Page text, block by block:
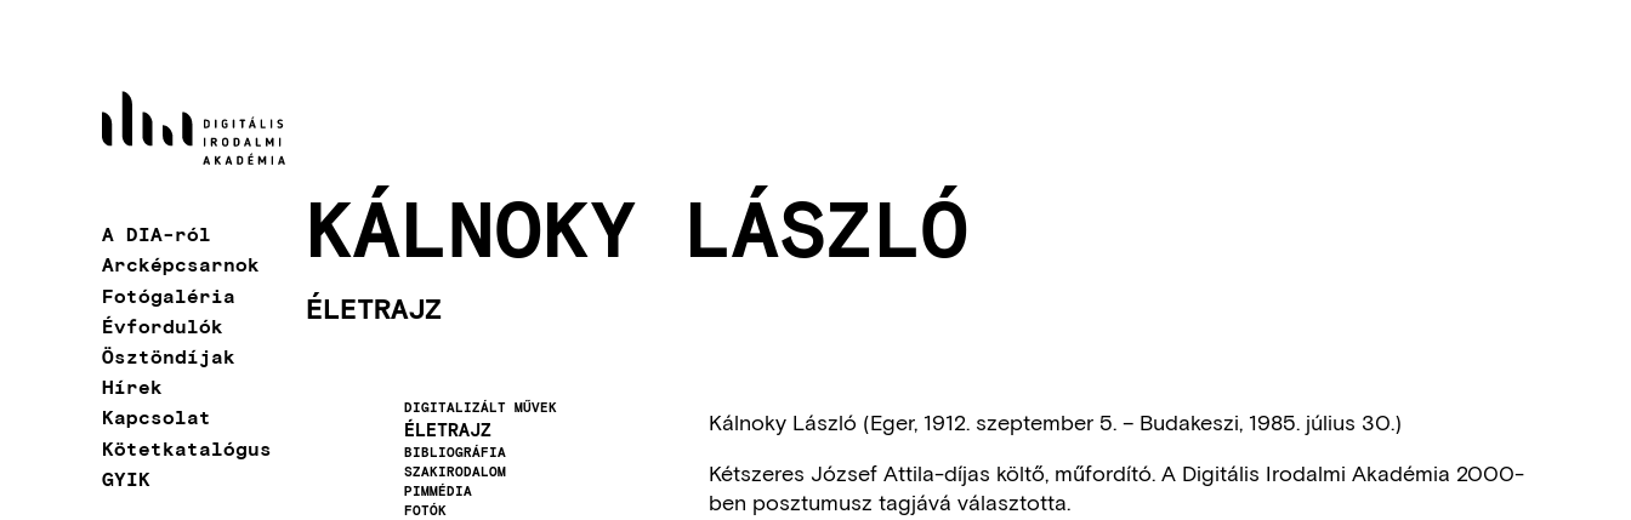
Fő
navigáció
A DIA-ról
Arcképcsarnok
Fotógaléria
Évfordulók
Ösztöndíjak
Hírek
Kapcsolat
Kötetkatalógus
GYIK
DIGITALIZÁLT MŰVEK
ÉLETRAJZ
BIBLIOGRÁFIA
SZAKIRODALOM
PIMMÉDIA
FOTÓK
KÁLNOKY LÁSZLÓ
ÉLETRAJZ
Kálnoky László (Eger, 1912. szeptember 5. – Budakeszi, 1985. július 30.)
Kétszeres József Attila-díjas költő, műfordító. A Digitális Irodalmi Akadémia 2000-
ben posztumusz tagjává választotta.